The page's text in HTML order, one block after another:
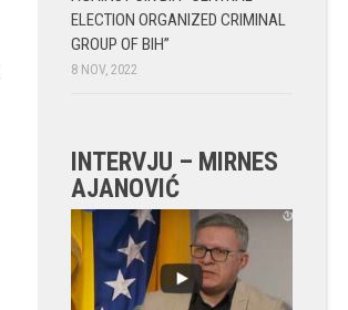
ELECTION ORGANIZED CRIMINAL
GROUP OF BIH”
8 NOV, 2022
INTERVJU – MIRNES
AJANOVIĆ